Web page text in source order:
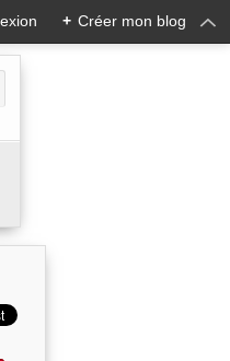
+ Créer mon blog